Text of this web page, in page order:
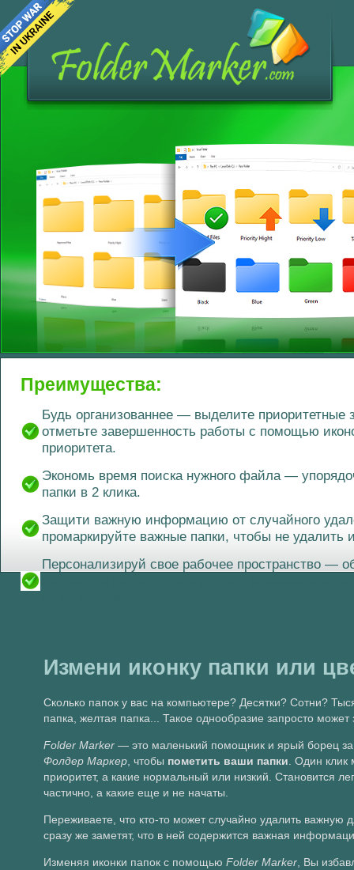
Преимущества:
Будь организованнее — выделите приоритетные
отметьте завершенность работы с помощью
приоритета.
Экономь время поиска нужного файла —
папки в 2 клика.
Защити важную информацию от случайного
промаркируйте важные папки, чтобы не удалить
Персонализируй свое рабочее пространство —
Измени иконку папки или
Сколько папок у вас на компьютере? Десятки? Сотни?
папка, желтая папка... Такое однообразие запросто может
Folder Marker — это маленький помощник и ярый борец
Фолдер Маркер , чтобы пометить ваши папки . Один
приоритет, а какие нормальный или низкий. Становится
частично, а какие еще и не начаты.
Переживаете, что кто-то может случайно удалить
сразу же заметят, что в ней содержится важная
Изменяя иконки папок с помощью Folder Marker , Вы